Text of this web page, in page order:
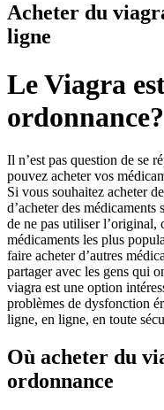
Acheter du
ligne
Le Viagra
ordonnance?
Il n’est pas question de se
pouvez acheter vos
Si vous souhaitez acheter
d’acheter des
de ne pas utiliser l’original,
médicaments les plus
faire acheter d’autres
partager avec les gens qui
viagra est une option
problèmes de dysfonction
ligne, en ligne, en toute
Où acheter du
ordonnance